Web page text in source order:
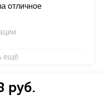
отличное
ещё
руб.